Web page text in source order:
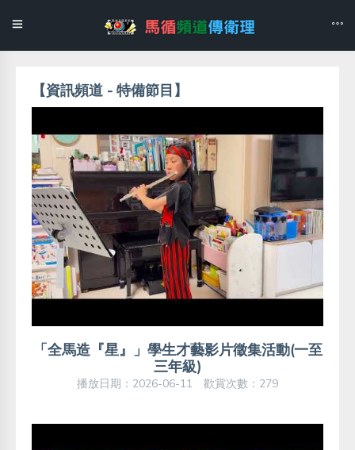
【資訊頻道 - 特備節目】
「全馬造『星』」學生才藝影片徵集活動(一至
三年級)
播放日期：2026-06-11 歡賞次數：279